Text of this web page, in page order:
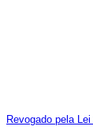
Revogado pela